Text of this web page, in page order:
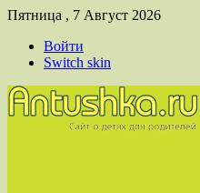
Пятница , 7 Август 2026
Войти
Switch skin